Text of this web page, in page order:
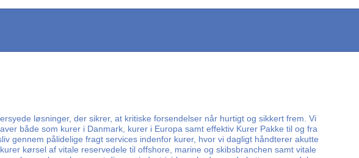
løsninger, der sikrer, at kritiske forsendelser når hurtigt og sikkert frem. Vi
både som kurer i Danmark, kurer i Europa samt effektiv Kurer Pakke til og fra
gennem pålidelige fragt services indenfor kurer, hvor vi dagligt håndterer akutte
kørsel af vitale reservedele til offshore, marine og skibsbranchen samt vitale